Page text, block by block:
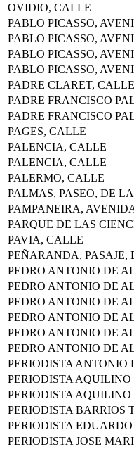
OVIDIO, CALLE
PABLO PICASSO,
PABLO PICASSO,
PABLO PICASSO,
PABLO PICASSO,
PADRE CLARET, CALLE
PADRE FRANCISCO
PADRE FRANCISCO
PAGES, CALLE
PALENCIA, CALLE
PALENCIA, CALLE
PALERMO, CALLE
PALMAS, PASEO, DE
PAMPANEIRA,
PARQUE DE LAS
PAVIA, CALLE
PEÑARANDA, PASAJE,
PEDRO ANTONIO DE
PEDRO ANTONIO DE
PEDRO ANTONIO DE
PEDRO ANTONIO DE
PEDRO ANTONIO DE
PEDRO ANTONIO DE
PERIODISTA ANTONIO
PERIODISTA
PERIODISTA
PERIODISTA BARRIOS
PERIODISTA
PERIODISTA JOSE